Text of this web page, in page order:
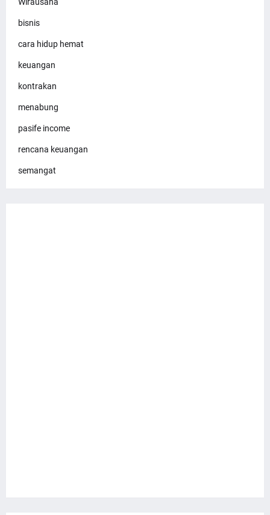
bisnis
cara hidup hemat
keuangan
kontrakan
menabung
pasife income
rencana keuangan
semangat